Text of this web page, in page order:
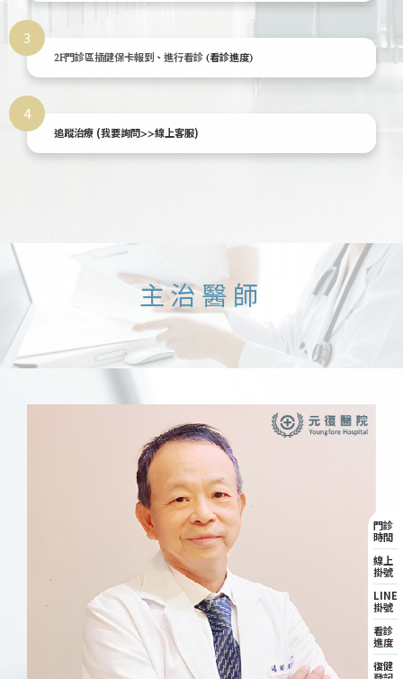
3
2F門診區插健保卡報到、進行看診(看診進度)
4
追蹤治療 (我要詢問>>線上客服)
主治醫師
門診
時間
線上
掛號
LINE
掛號
看診
進度
復健